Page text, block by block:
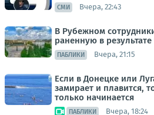
СМИ Вчера, 22:43
В Рубежном
раненную в
ПАБЛИКИ Вчера, 21:15
Если в Донецке или
замирает и плавится,
только начинается
ПАБЛИКИ Вчера, 18:24